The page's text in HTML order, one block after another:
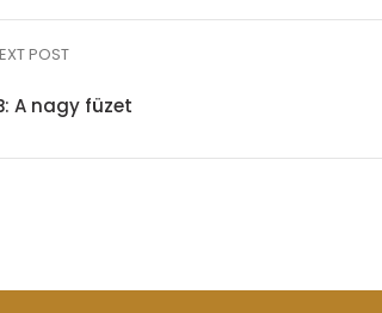
POST
A nagy füzet